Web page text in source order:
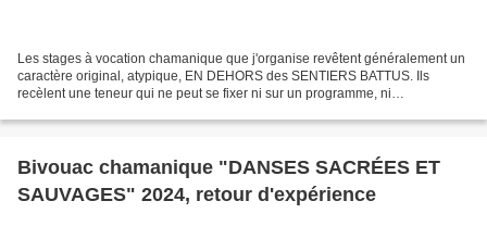
Les stages à vocation chamanique que j'organise revêtent généralement un
caractère original, atypique, EN DEHORS des SENTIERS BATTUS. Ils
recèlent une teneur qui ne peut se fixer ni sur un programme, ni
Bivouac chamanique "DANSES SACRÉES ET
SAUVAGES" 2024, retour d'expérience